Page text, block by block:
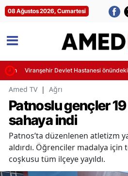
08 Ağustos 2026, Cumartesi
Viranşehir Devlet Hastanesi önündeki
Amed TV | Ağrı
Patnoslu gençler 19
sahaya indi
Patnos’ta düzenlenen atletizm
aldırdı. Öğrenciler madalya
coşkusu tüm ilçeye yayıldı.